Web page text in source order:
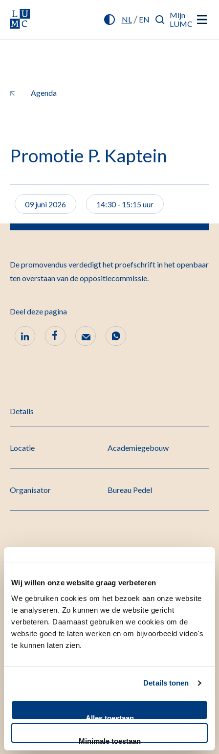
Wij willen onze website graag verbeteren
We gebruiken cookies om het bezoek aan onze website
te analyseren. Zo kunnen we de website gericht
verbeteren. Daarnaast gebruiken we cookies om de
website goed te laten werken en om bijvoorbeeld video's
te kunnen laten zien.
Details tonen
Alles toestaan
Minimale toestaan
NL/ EN
Mijn
LUMC
Agenda
Promotie P. Kaptein
09 juni 2026 14:30 - 15:15 uur
De promovendus verdedigt het proefschrift in het openbaar
ten overstaan van de oppo­sitie­commissie.
Deel deze pagina
Details
Locatie Academiegebouw
Organisator Bureau Pedel
Omschrijving
Titel
Therapeutic strategies to restore intratumoral immune
activity in human cancer
Prof.dr. T. Schumacher